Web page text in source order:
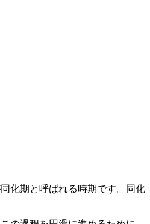
化期と呼ばれる時期です。 同化